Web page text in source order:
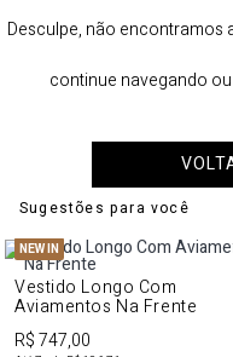
Desculpe, não encontramos
continue navegando
Sugestões para você
NEW IN
Vestido Longo Com
Aviamentos Na Frente
R$ 747,00